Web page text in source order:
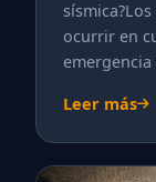
ocurrir en
emergencia
Leer más